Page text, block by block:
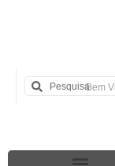
Bem